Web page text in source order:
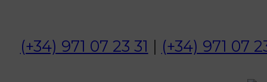
(+34) 971 07 23 31 | (+34) 971 07
ENTREVISTES